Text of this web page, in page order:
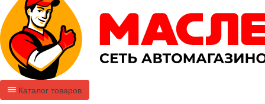
Каталог товаров